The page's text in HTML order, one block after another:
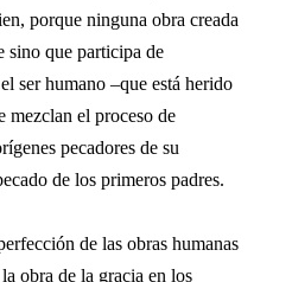
porque ninguna obra creada
sino que participa de
ser humano –que está herido
mezclan el proceso de
pecadores de su
de los primeros padres.
de las obras humanas
obra de la gracia en los